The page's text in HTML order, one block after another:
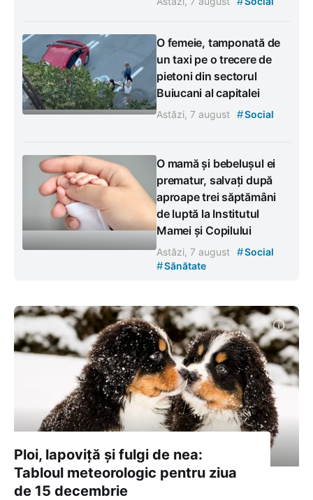
O femeie, tamponată de
un taxi pe o trecere de
pietoni din sectorul
Buiucani al capitalei
Astăzi, 7 august #Social
O mamă și bebelușul ei
prematur, salvați după
aproape trei săptămâni
de luptă la Institutul
Mamei și Copilului
Astăzi, 7 august #Social
#Sănătate
Ploi, lapoviță și fulgi de nea:
Tabloul meteorologic pentru ziua
de 15 decembrie